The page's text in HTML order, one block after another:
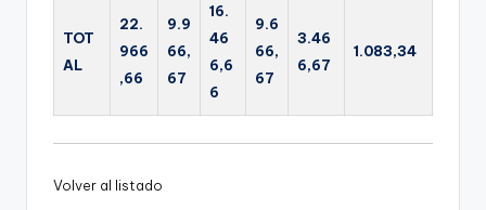
TOT
AL
22.
966
,66
9.9
66,
67
16.
46
6,6
6
9.6
66,
67
3.46
6,67
1.083,34
Volver al listado